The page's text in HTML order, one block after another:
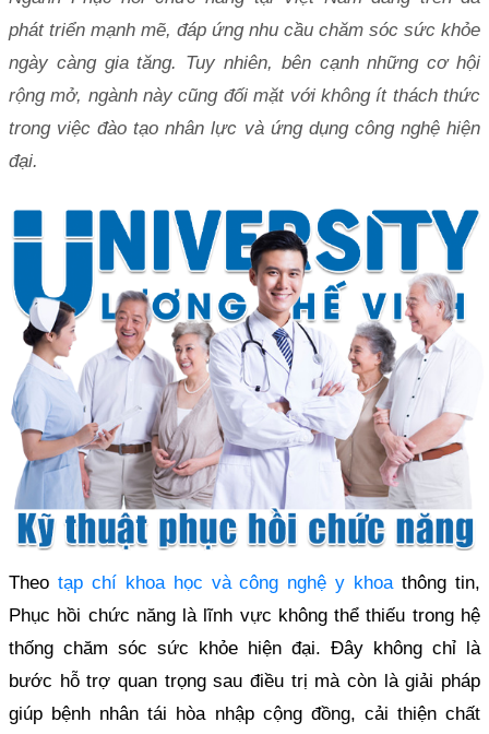
phát triển mạnh mẽ, đáp ứng nhu cầu chăm sóc sức khỏe
ngày càng gia tăng. Tuy nhiên, bên cạnh những cơ hội
rộng mở, ngành này cũng đối mặt với không ít thách thức
trong việc đào tạo nhân lực và ứng dụng công nghệ hiện
đại.
Theo tạp chí khoa học và công nghệ y khoa thông tin,
Phục hồi chức năng là lĩnh vực không thể thiếu trong hệ
thống chăm sóc sức khỏe hiện đại. Đây không chỉ là
bước hỗ trợ quan trọng sau điều trị mà còn là giải pháp
giúp bệnh nhân tái hòa nhập cộng đồng, cải thiện chất